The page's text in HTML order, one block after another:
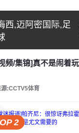
西,迈阿密国际,足
源:CCTV5体育
2